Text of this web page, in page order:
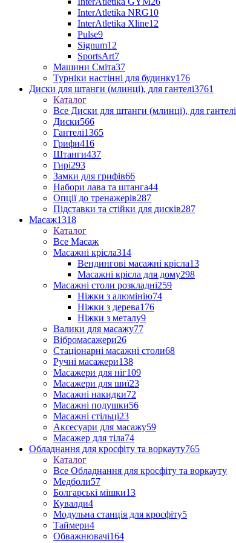
InterAtletika NRG10
InterAtletika Xline12
Pulse9
Signum12
SportsArt7
Машини Сміта37
Турніки настінні для будинку176
Диски для штанги (млинці), для гантелі3761
Каталог
Все Диски для штанги (млинці), для гантелі
Диски566
Гантелі1365
Грифи416
Штанги437
Гирі293
Замки для грифів66
Набори лава та штанга44
Опції до тренажерів287
Підставки та стійки для дисків287
Масаж1318
Каталог
Все Масаж
Масажні крісла314
Вендингові масажні крісла13
Масажні крісла для дому298
Масажні столи розкладні259
Ніжки з алюмінію74
Ніжки з дерева176
Ніжки з металу9
Валики для масажу77
Вібромасажери26
Стаціонарні масажні столи68
Ручні масажери138
Масажери для ніг109
Масажери для шиї23
Масажні накидки72
Масажні подушки56
Масажні стільці23
Аксесуари для масажу59
Масажер для тіла74
Обладнання для кросфіту та воркауту765
Каталог
Все Обладнання для кросфіту та воркауту
Медболи57
Болгарські мішки13
Кувалди4
Модульна станція для кросфіту5
Таймери4
Обважнювачі164